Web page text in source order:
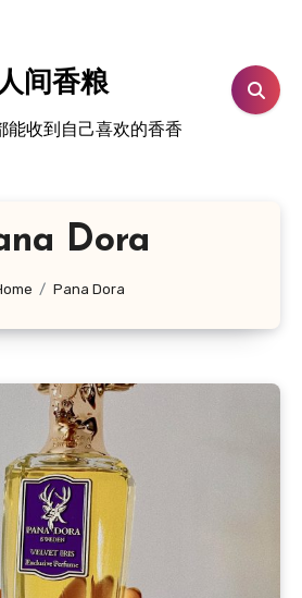
间香粮
能收到自己喜欢的香香
Dora
Pana Dora